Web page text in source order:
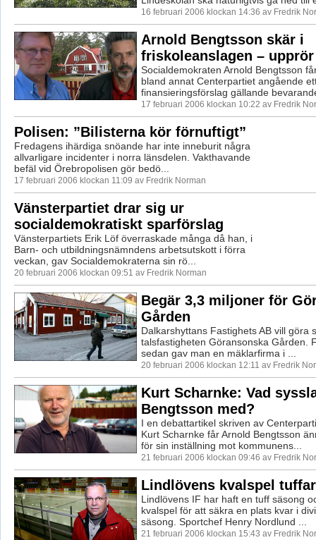
16 februari 2006 klockan 14:36 av Fredrik
Arnold Bengtsson skär i
friskoleanslagen –
Socialdemokraten Arnold Bengtsson
bland annat Centerpartiet angående
finansieringsförslag gällande
17 februari 2006 klockan 10:22 av Fredrik
Polisen: ”Bilisterna kör förnuftigt”
Fredagens ihärdiga snöande har inte inneburit några
allvarligare incidenter i norra länsdelen. Vakthavande
befäl vid Örebropolisen gör bedö...
17 februari 2006 klockan 11:09 av Fredrik Norman
Vänsterpartiet drar sig ur
socialdemokratiskt sparförslag
Vänsterpartiets Erik Löf överraskade många då han, i
Barn- och utbildningsnämndens arbetsutskott i förra
veckan, gav Socialdemokraterna sin rö...
20 februari 2006 klockan 09:51 av Fredrik Norman
Begär 3,3 miljoner för
Gården
Dalkarshyttans Fastighets AB vill göra
talsfastigheten Göransonska Gården.
sedan gav man en mäklarfirma i ...
20 februari 2006 klockan 12:11 av Fredrik
Kurt Scharnke: Vad
Bengtsson med?
I en debattartikel skriven av
Kurt Scharnke får Arnold Bengtsson
för sin inställning mot kommunens...
21 februari 2006 klockan 09:46 av Fredrik
Lindlövens kvalspel
Lindlövens IF har haft en tuff säsong
kvalspel för att säkra en plats kvar i
säsong. Sportchef Henry Nordlund ...
21 februari 2006 klockan 15:43 av Fredrik